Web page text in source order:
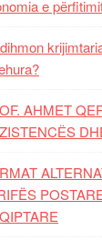
e
AHMET